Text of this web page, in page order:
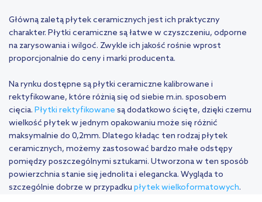
Główną zaletą płytek ceramicznych jest ich praktyczny
charakter. Płytki ceramiczne są łatwe w czyszczeniu, odporne
na zarysowania i wilgoć. Zwykle ich jakość rośnie wprost
proporcjonalnie do ceny i marki producenta.
Na rynku dostępne są płytki ceramiczne kalibrowane i
rektyfikowane, które różnią się od siebie m.in. sposobem
cięcia. Płytki rektyfikowane są dodatkowo ścięte, dzięki czemu
wielkość płytek w jednym opakowaniu może się różnić
maksymalnie do 0,2mm. Dlatego kładąc ten rodzaj płytek
ceramicznych, możemy zastosować bardzo małe odstępy
pomiędzy poszczególnymi sztukami. Utworzona w ten sposób
powierzchnia stanie się jednolita i elegancka. Wygląda to
szczególnie dobrze w przypadku płytek wielkoformatowych.